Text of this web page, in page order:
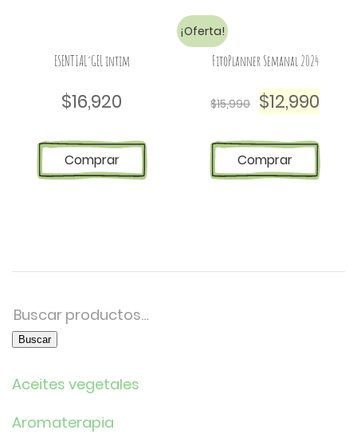
ESENTIAL´GEL intim
$16,920
Comprar
¡Oferta!
FitoPlanner Semanal 2024
$15,990 $12,990
Comprar
Buscar
por:
Buscar
Aceites vegetales
Aromaterapia